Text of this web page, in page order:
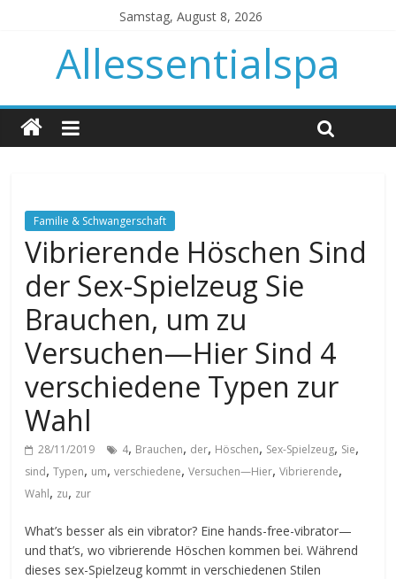
Samstag, August 8, 2026
Allessentialspa
Familie & Schwangerschaft
Vibrierende Höschen Sind
der Sex-Spielzeug Sie
Brauchen, um zu
Versuchen—Hier Sind 4
verschiedene Typen zur
Wahl
28/11/2019 4, Brauchen, der, Höschen, Sex-Spielzeug, Sie,
sind,Typen, um,verschiedene,Versuchen—Hier,Vibrierende,
Wahl, zu, zur
What’s besser als ein vibrator? Eine hands-free-vibrator—
und that’s, wo vibrierende Höschen kommen bei. Während
dieses sex-Spielzeug kommt in verschiedenen Stilen